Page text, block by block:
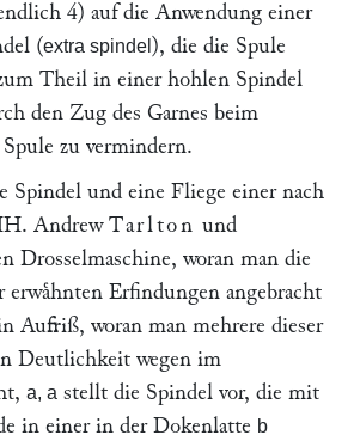
4) auf die Anwendung einer
(extra spindel ), die die Spule
Theil in einer hohlen Spindel
den Zug des Garnes beim
zu vermindern.
Spindel und eine Fliege einer nach
Andrew Tarlton und
Drosselmaschine, woran man die
erwaͤhnten Erfindungen angebracht
Aufriß, woran man mehrere dieser
Deutlichkeit wegen im
a, a stellt die Spindel vor, die mit
in einer in der Dokenlatte b